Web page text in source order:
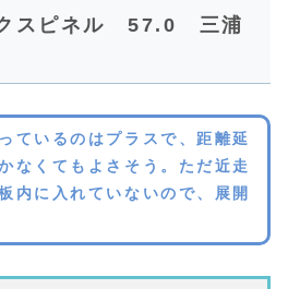
スピネル 57.0 三浦
ているのはプラスで、距離延
なくてもよさそう。ただ近走
内に入れていないので、展開